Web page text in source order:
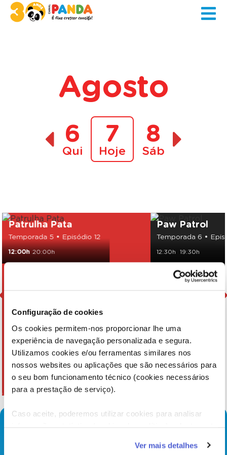
Configuração de cookies
Os cookies permitem-nos proporcionar lhe uma
experiência de navegação personalizada e segura.
Utilizamos cookies e/ou ferramentas similares nos
nossos websites ou aplicações que são necessários para
o seu bom funcionamento técnico (cookies necessários
para a prestação de serviço).
Caso aceite, poderemos utilizar cookies para analisar
funcionalidades (cookies de personalização e
Ver mais detalhes
Agosto
6
Qui
7
Hoje
8
Sáb
Patrulha Pata
Temporada 5 • Episódio 12
12:00h 20:00h
Paw Patrol
Temporada 6 •
12:30h 19:30h